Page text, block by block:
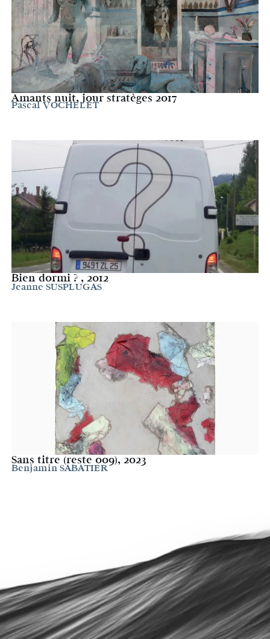
Amants nuit, jour stratèges 2017
Pascal VOCHELET
Bien dormi ? , 2012
Jeanne SUSPLUGAS
Sans titre (reste 009), 2023
Benjamin SABATIER